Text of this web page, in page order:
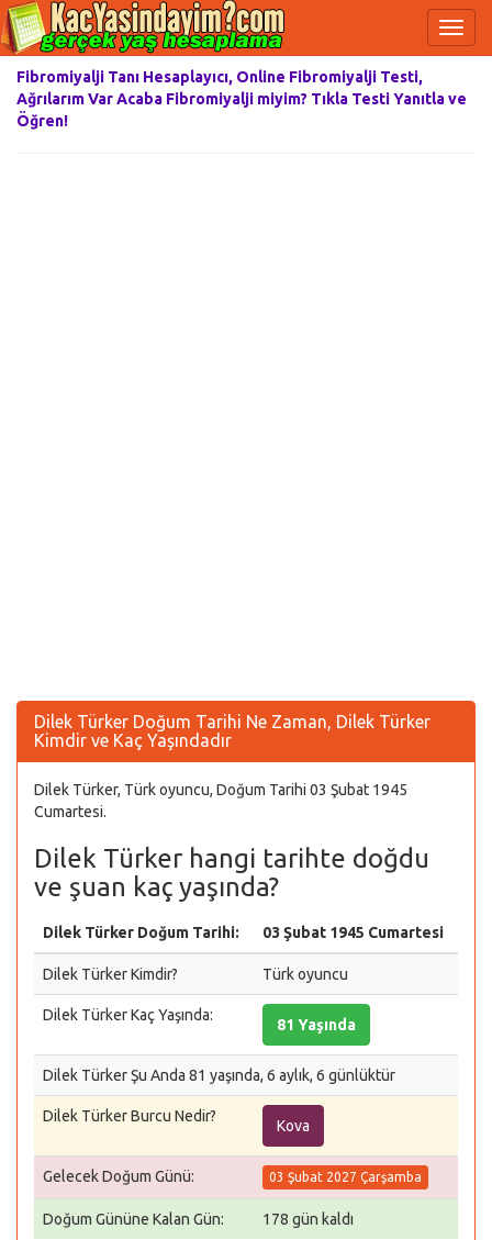
Fibromiyalji Tanı Hesaplayıcı, Online Fibromiyalji Testi,
Ağrılarım Var Acaba Fibromiyalji miyim? Tıkla Testi Yanıtla ve
Öğren!
Dilek Türker Doğum Tarihi Ne Zaman, Dilek Türker
Kimdir ve Kaç Yaşındadır
Dilek Türker, Türk oyuncu, Doğum Tarihi 03 Şubat 1945
Cumartesi.
Dilek Türker hangi tarihte doğdu
ve şuan kaç yaşında?
Dilek Türker Doğum Tarihi: 03 Şubat 1945 Cumartesi
Dilek Türker Kimdir? Türk oyuncu
Dilek Türker Kaç Yaşında:
81 Yaşında
Dilek Türker Şu Anda 81 yaşında, 6 aylık, 6 günlüktür
Dilek Türker Burcu Nedir?
Kova
Gelecek Doğum Günü: 03 Şubat 2027 Çarşamba
Doğum Gününe Kalan Gün: 178 gün kaldı